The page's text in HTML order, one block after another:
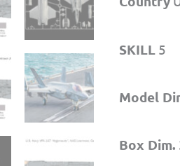
SKILL 5
Model
Box Dim.